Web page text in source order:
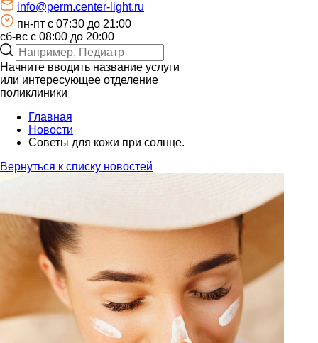
info@perm.center-light.ru
пн-пт c 07:30 до 21:00
сб-вс с 08:00 до 20:00
Начните вводить название услуги
или интересующее отделение
поликлиники
Главная
Новости
Советы для кожи при солнце.
Вернуться к списку новостей